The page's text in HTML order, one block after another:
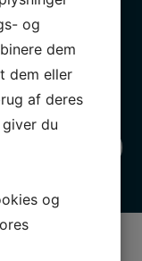
din
og
dem
dem eller
af deres
du
og